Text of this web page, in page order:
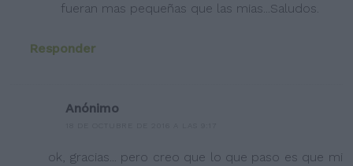
fueran mas pequeñas que las mias...Saludos.
Responder
Anónimo
ok, gracias... pero creo que lo que paso es que mi